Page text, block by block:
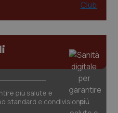
più salute e
standard e condivisione
www.quotidianosanita.it
2